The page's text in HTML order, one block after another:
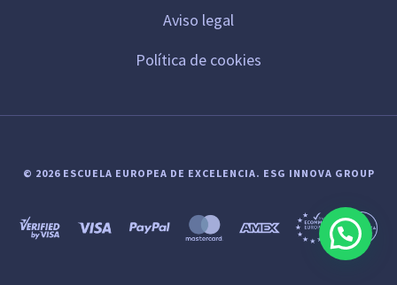
Aviso legal
Política de cookies
© 2026 ESCUELA EUROPEA DE EXCELENCIA. ESG INNOVA GROUP